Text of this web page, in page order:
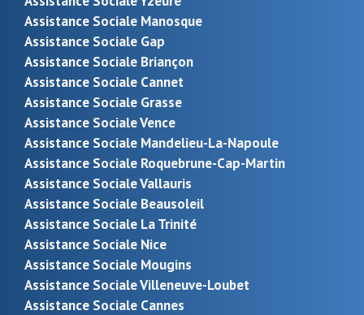
Assistance Sociale Manosque
Assistance Sociale Gap
Assistance Sociale Briançon
Assistance Sociale Cannet
Assistance Sociale Grasse
Assistance Sociale Vence
Assistance Sociale Mandelieu-La-Napoule
Assistance Sociale Roquebrune-Cap-Martin
Assistance Sociale Vallauris
Assistance Sociale Beausoleil
Assistance Sociale La Trinité
Assistance Sociale Nice
Assistance Sociale Mougins
Assistance Sociale Villeneuve-Loubet
Assistance Sociale Cannes